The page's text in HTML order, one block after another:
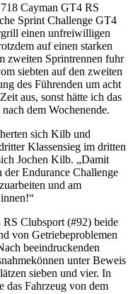
Cayman GT4 RS
Sprint Challenge GT4
einen unfreiwilligen
auf einen starken
zweiten Sprintrennen fuhr
siebten auf den zweiten
des Führenden um acht
aus, sonst hätte ich das
dem Wochenende.
sich Kilb und
Klassensieg im dritten
Jochen Kilb. „Damit
Endurance Challenge
und am
RS Clubsport (#92) beide
von Getriebeproblemen
beeindruckenden
unter Beweis
sieben und vier. In
das Fahrzeug von dem